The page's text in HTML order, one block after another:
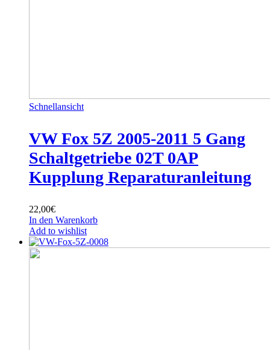
Schnellansicht
VW Fox 5Z 2005-2011 5 Gang
Schaltgetriebe 02T 0AP
Kupplung Reparaturanleitung
22,00€
In den Warenkorb
Add to wishlist